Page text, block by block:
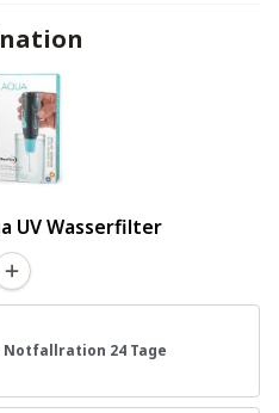
UV Wasserfilter
Notfallration 24 Tage